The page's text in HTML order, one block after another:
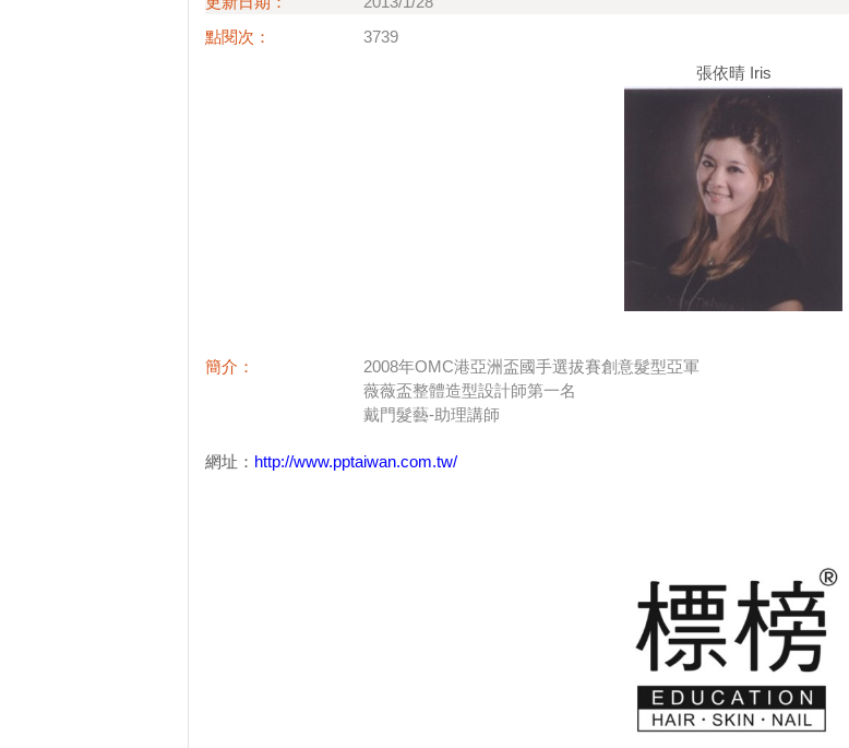
點閱次：
3739
張依晴 Iris
簡介：
2008年OMC港亞洲盃國手選拔賽創意髮型亞軍
薇薇盃整體造型設計師第一名
戴門髮藝-助理講師
網址： http://www.pptaiwan.com.tw/